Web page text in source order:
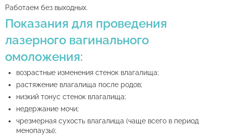
Работаем без выходных.
Показания для проведения
лазерного вагинального
омоложения:
возрастные изменения стенок влагалища;
растяжение влагалища после родов;
низкий тонус стенок влагалища;
недержание мочи;
чрезмерная сухость влагалища (чаще всего в период
менопаузы);